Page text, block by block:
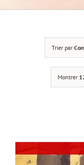
Trier par
Montrer